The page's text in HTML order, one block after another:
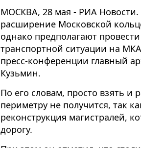
МОСКВА, 28 мая - РИА
расширение Московской
однако предполагают
транспортной ситуации на
пресс-конференции главный
Кузьмин.
По его словам, просто взять
периметру не получится, так
реконструкция магистралей,
дорогу.